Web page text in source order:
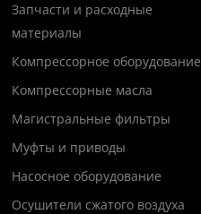
Запчасти и расходные
материалы
Компрессорное оборудование
Компрессорные масла
Магистральные фильтры
Муфты и приводы
Насосное оборудование
Осушители сжатого воздуха